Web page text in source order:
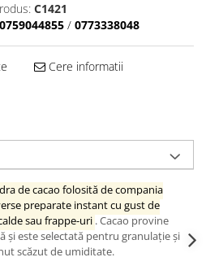
C1421
0759044855 / 0773338048
Cere informatii
de cacao folosită de compania
preparate instant cu gust de
sau frappe-uri . Cacao provine
și este selectată pentru granulație și
scăzut de umiditate.